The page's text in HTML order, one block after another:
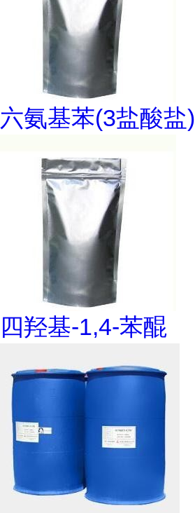
六氨基苯(3盐酸盐)
四羟基-1,4-苯醌